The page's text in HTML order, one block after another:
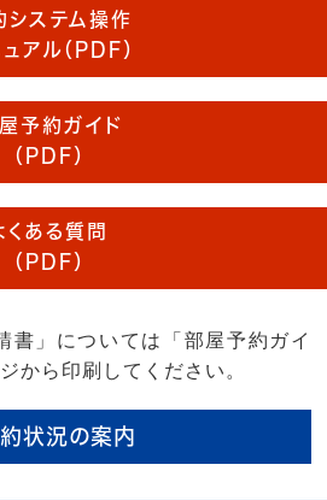
システム操作
アル（PDF）
予約ガイド
（PDF）
くある質問
（PDF）
」については「部屋予約ガイ
から印刷してください。
状況の案内